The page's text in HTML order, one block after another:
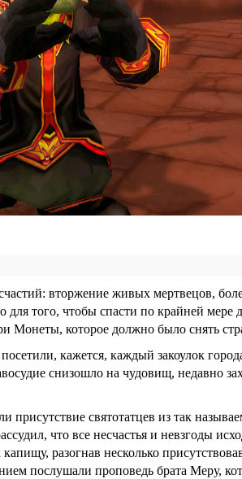
вторжение живых мертвецов,
того, чтобы спасти по крайней
Монеты, которое должно было снять
кажется, каждый закоулок
снизошло на чудовищ, недавно
присутствие святотатцев из так
что все несчастья и невзгоды
разогнав несколько
послушали проповедь брата Меру,